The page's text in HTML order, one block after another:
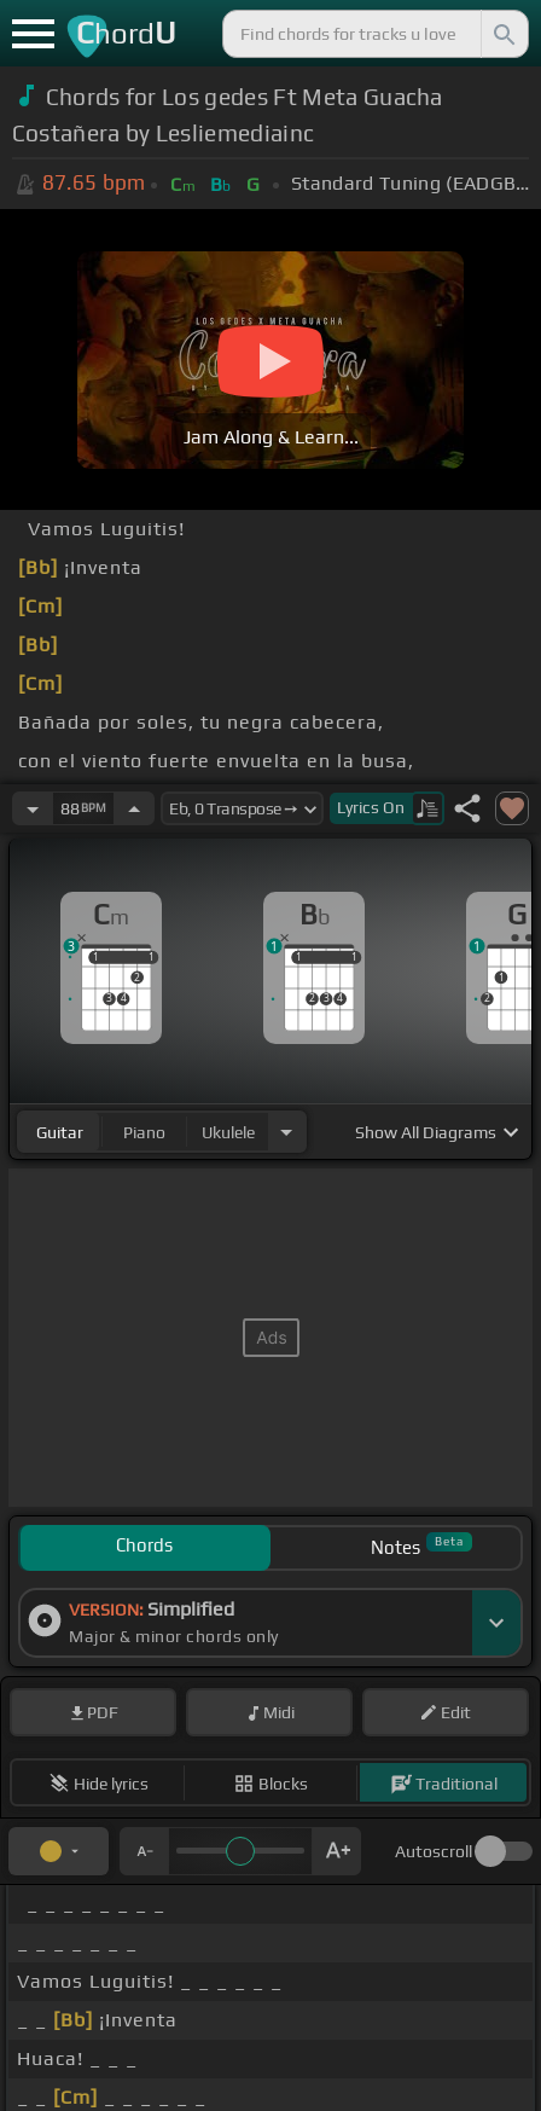
ChordU
Chords for Los gedes Ft Meta Guacha
Costañera by Lesliemediainc
87.65 bpm Cm Bb G Standard Tuning (EADGBE)
Jam Along & Learn...
Vamos Luguitis!
[Bb] ¡Inventa
[Cm]
[Bb]
[Cm]
Bañada por soles, tu negra cabecera,
con el viento fuerte envuelta en la busa,
ribera.
88BPM Lyrics On
Cm
1
3 4
2
1
1 1
3
Bb
1
2 3 4
1
1 1
1
G
2
1
1
Guitar Piano Ukulele ShowAll Diagrams
Chords Notes Beta
VERSION: Simplified
Major & minor chords only
PDF Midi Edit
Hide lyrics Blocks Traditional
Autoscroll
Vamos Luguitis! _ _ _ _ _ _
[Bb] ¡Inventa
Huaca! _ _ _
[Cm]